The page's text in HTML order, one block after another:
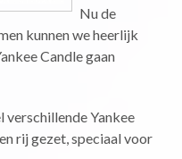
Nu de
kunnen we heerlijk
Candle gaan
verschillende Yankee
rij gezet, speciaal voor